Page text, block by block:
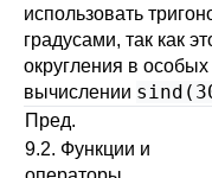
использовать
градусами, так как
округления в
вычислении
Пред.
9.2. Функции и